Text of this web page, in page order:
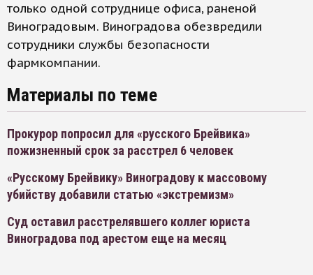
только одной сотруднице офиса, раненой
Виноградовым. Виноградова обезвредили
сотрудники службы безопасности
фармкомпании.
Материалы по теме
Прокурор попросил для «русского Брейвика»
пожизненный срок за расстрел 6 человек
«Русскому Брейвику» Виноградову к массовому
убийству добавили статью «экстремизм»
Суд оставил расстрелявшего коллег юриста
Виноградова под арестом еще на месяц